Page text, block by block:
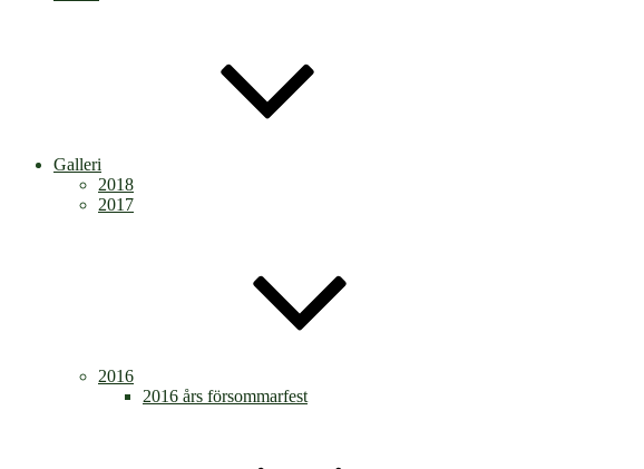
Galleri
2018
2017
2016
2016 års försommarfest